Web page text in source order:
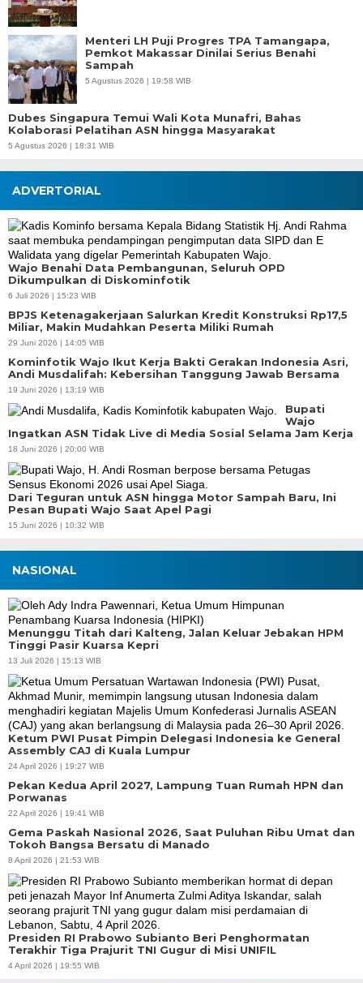
Menteri LH Puji Progres TPA Tamangapa,
Pemkot Makassar Dinilai Serius Benahi
Sampah
5 Agustus 2026 | 19:58 WIB
Dubes Singapura Temui Wali Kota Munafri, Bahas
Kolaborasi Pelatihan ASN hingga Masyarakat
5 Agustus 2026 | 18:31 WIB
ADVERTORIAL
Wajo Benahi Data Pembangunan, Seluruh OPD
Dikumpulkan di Diskominfotik
6 Juli 2026 | 15:23 WIB
BPJS Ketenagakerjaan Salurkan Kredit Konstruksi Rp17,5
Miliar, Makin Mudahkan Peserta Miliki Rumah
29 Juni 2026 | 14:05 WIB
Kominfotik Wajo Ikut Kerja Bakti Gerakan Indonesia Asri,
Andi Musdalifah: Kebersihan Tanggung Jawab Bersama
19 Juni 2026 | 13:19 WIB
Bupati
Wajo
Ingatkan ASN Tidak Live di Media Sosial Selama Jam Kerja
18 Juni 2026 | 20:00 WIB
Dari Teguran untuk ASN hingga Motor Sampah Baru, Ini
Pesan Bupati Wajo Saat Apel Pagi
15 Juni 2026 | 10:32 WIB
NASIONAL
Menunggu Titah dari Kalteng, Jalan Keluar Jebakan HPM
Tinggi Pasir Kuarsa Kepri
13 Juli 2026 | 15:13 WIB
Ketum PWI Pusat Pimpin Delegasi Indonesia ke General
Assembly CAJ di Kuala Lumpur
24 April 2026 | 19:27 WIB
Pekan Kedua April 2027, Lampung Tuan Rumah HPN dan
Porwanas
22 April 2026 | 19:41 WIB
Gema Paskah Nasional 2026, Saat Puluhan Ribu Umat dan
Tokoh Bangsa Bersatu di Manado
8 April 2026 | 21:53 WIB
Presiden RI Prabowo Subianto Beri Penghormatan
Terakhir Tiga Prajurit TNI Gugur di Misi UNIFIL
4 April 2026 | 19:55 WIB